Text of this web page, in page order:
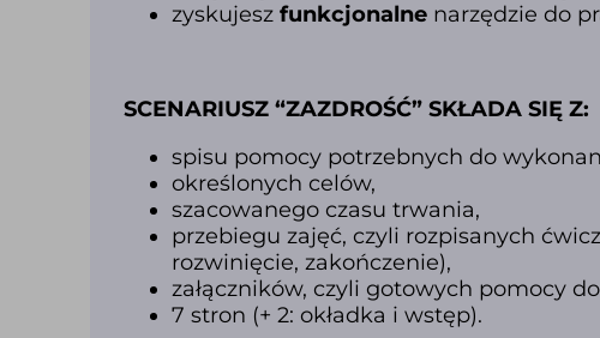
zyskujesz funkcjonalne narzędzie do
SCENARIUSZ “ZAZDROŚĆ” SKŁADA SIĘ Z:
spisu pomocy potrzebnych do
określonych celów,
szacowanego czasu trwania,
przebiegu zajęć, czyli rozpisanych
rozwinięcie, zakończenie),
załączników, czyli gotowych pomocy
7 stron (+ 2: okładka i wstęp).